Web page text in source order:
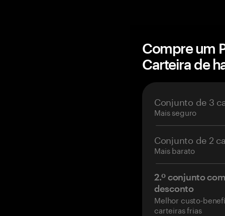
Compre um
Carteira de
Conjunto de 3
Mais seguro
Conjunto de 2
Mais barato
2.º conjunto
desconto
Melhor custo-
carteiras frias